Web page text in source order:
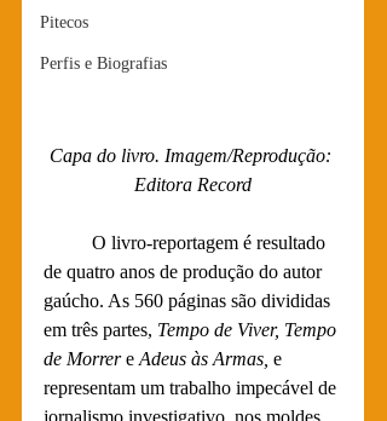
Pitecos
Perfis e Biografias
Capa do livro. Imagem/Reprodução:
Editora Record
de quatro anos de produção do autor
gaúcho. As 560 páginas são divididas
em três partes, Tempo de Viver, Tempo
de Morrer e Adeus às Armas, e
representam um trabalho impecável de